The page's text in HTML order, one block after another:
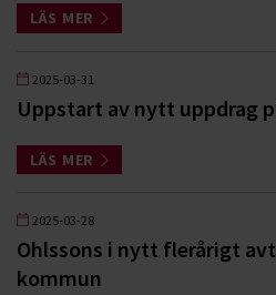
LÄS MER
2025-03-31
Uppstart av nytt uppdrag
LÄS MER
2025-03-28
Ohlssons i nytt flerårigt
kommun